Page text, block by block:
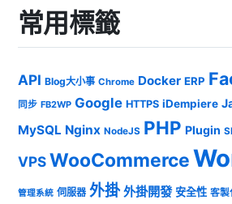
常用標籤
API Blog大小事 Chrome Docker ERP
同步 FB2WP Google HTTPS iDempiere
MySQL Nginx NodeJS PHP Plugin
VPSWooCommerce
管理系統 伺服器 外掛 外掛開發 安全性 客製